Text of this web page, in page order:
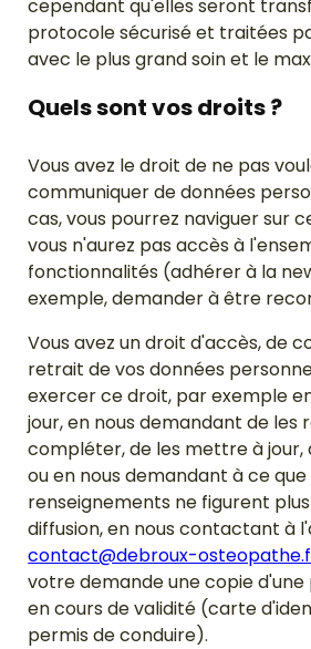
cependant qu'elles seront
protocole sécurisé et traitées
avec le plus grand soin et le
Quels sont vos droits ?
Vous avez le droit de ne pas
communiquer de données
cas, vous pourrez naviguer sur
vous n'aurez pas accès à
fonctionnalités (adhérer à la
exemple, demander à être
Vous avez un droit d'accès, de
retrait de vos données
exercer ce droit, par exemple
jour, en nous demandant de les
compléter, de les mettre à jour,
ou en nous demandant à ce que
renseignements ne figurent
diffusion, en nous contactant à
contact@debroux-
votre demande une copie
en cours de validité (carte
permis de conduire).